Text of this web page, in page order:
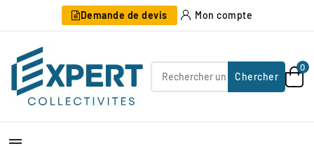
Demande de devis Mon compte
Chercher
0